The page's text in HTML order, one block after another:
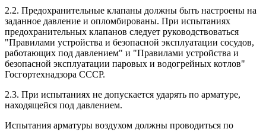
2.2. Предохранительные клапаны должны быть настроены на
заданное давление и опломбированы. При испытаниях
предохранительных клапанов следует руководствоваться
"Правилами устройства и безопасной эксплуатации сосудов,
работающих под давлением" и "Правилами устройства и
безопасной эксплуатации паровых и водогрейных котлов"
Госгортехнадзора СССР.
2.3. При испытаниях не допускается ударять по арматуре,
находящейся под давлением.
Испытания арматуры воздухом должны проводиться по